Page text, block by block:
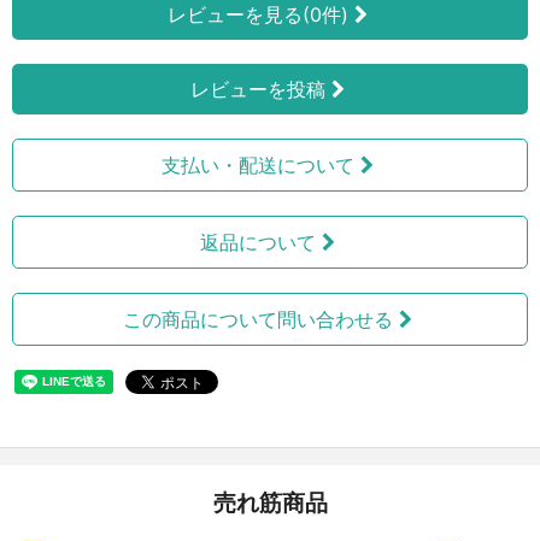
レビューを見る(0件)
レビューを投稿
支払い・配送について
返品について
この商品について問い合わせる
売れ筋商品